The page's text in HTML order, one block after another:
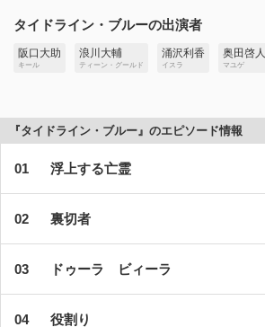
タイドライン・ブルーの出演者
阪口大助
キール
浪川大輔
ティーン・グールド
涌沢利香
イスラ
奥田啓人
マユゲ
『タイドライン・ブルー』のエピソード情報
浮上する亡霊
裏切者
ドゥーラ ビィーラ
役割り